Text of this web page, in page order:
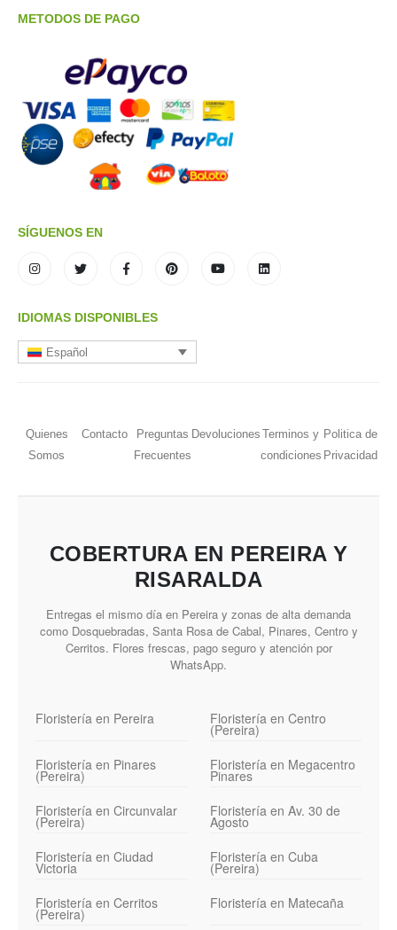
METODOS DE PAGO
SÍGUENOS EN
IDIOMAS DISPONIBLES
Español
Quienes
Somos
Contacto
Preguntas
Frecuentes
Devoluciones Terminos y
condiciones
Politica de
Privacidad
COBERTURA EN PEREIRA Y
RISARALDA
Entregas el mismo día en Pereira y zonas de alta demanda
como Dosquebradas, Santa Rosa de Cabal, Pinares, Centro y
Cerritos. Flores frescas, pago seguro y atención por
WhatsApp.
Floristería en Pereira Floristería en Centro
(Pereira)
Floristería en Pinares
(Pereira)
Floristería en Megacentro
Pinares
Floristería en Circunvalar
(Pereira)
Floristería en Av. 30 de
Agosto
Floristería en Ciudad
Victoria
Floristería en Cuba
(Pereira)
Floristería en Cerritos
(Pereira)
Floristería en Matecaña